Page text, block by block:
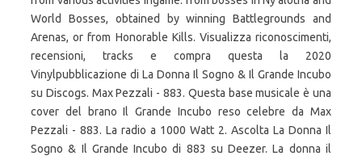
World Bosses, obtained by winning Battlegrounds and
Arenas, or from Honorable Kills. Visualizza riconoscimenti,
recensioni, tracks e compra questa la 2020
Vinylpubblicazione di La Donna Il Sogno & Il Grande Incubo
su Discogs. Max Pezzali - 883. Questa base musicale è una
cover del brano Il Grande Incubo reso celebre da Max
Pezzali - 883. La radio a 1000 Watt 2. Ascolta La Donna Il
Sogno & Il Grande Incubo di 883 su Deezer. La donna il